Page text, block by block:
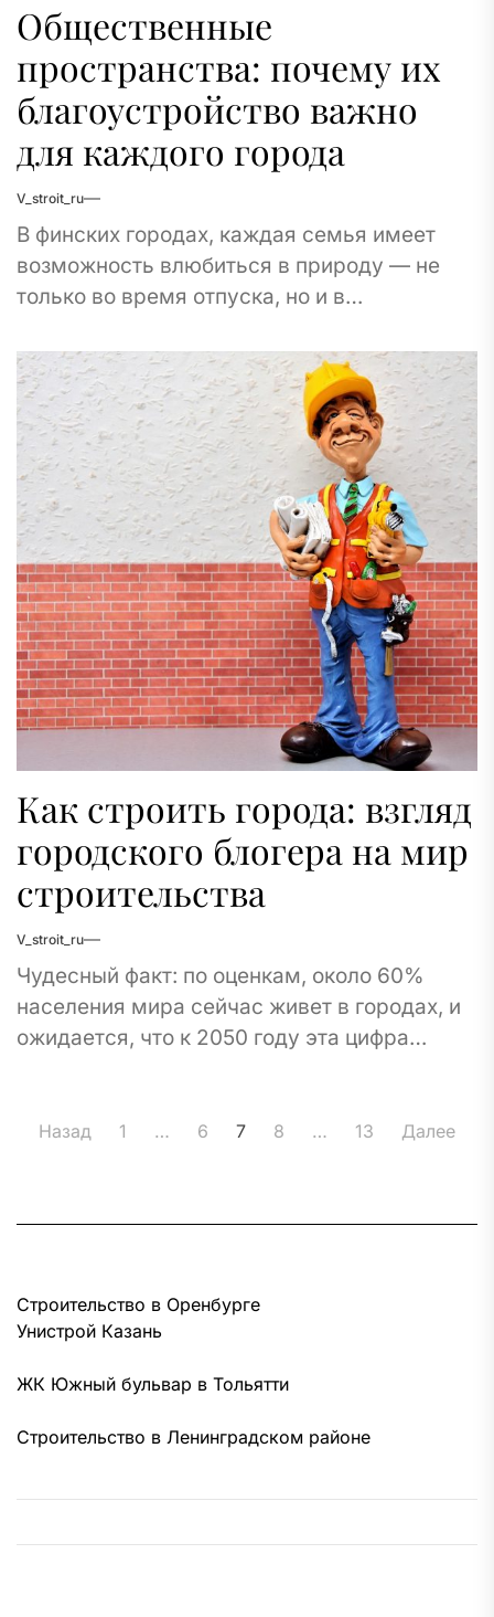
Общественные
пространства: почему их
благоустройство важно
для каждого города
V_stroit_ru
В финских городах, каждая семья имеет
возможность влюбиться в природу — не
только во время отпуска, но и в
когда-нибудь,...
Как строить города: взгляд
городского блогера на мир
строительства
V_stroit_ru
Чудесный факт: по оценкам, около 60%
населения мира сейчас живет в городах, и
ожидается, что к 2050 году эта цифра
Пагинация
Назад 1 … 6 7 8 … 13 Далее
Строительство в Оренбурге
Унистрой Казань
ЖК Южный бульвар в Тольятти
Строительство в Ленинградском районе